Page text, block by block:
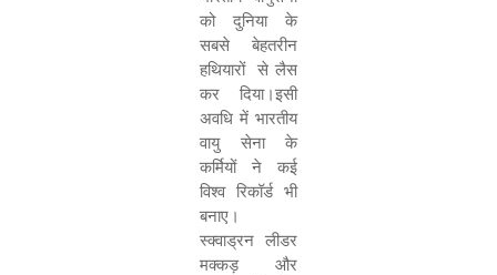
को दुनिया के
सबसे बेहतरीन
हथियारों
से लैस
कर दिया।इसी
अवधि में भारतीय
वायु सेना के
कर्मियों ने कई
विश्व रिकॉर्ड भी
बनाए।
स्क्वाड्रन लीडर
मक्‍कड़ और